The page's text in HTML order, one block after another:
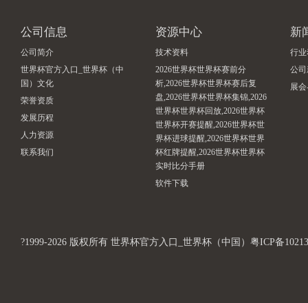
公司信息
公司简介
世界杯官方入口_世界杯（中
国）文化
荣誉资质
发展历程
人力资源
联系我们
资源中心
技术资料
2026世界杯世界杯赛前分
析,2026世界杯世界杯赛后复
盘,2026世界杯世界杯集锦,2026
世界杯世界杯回放,2026世界杯
世界杯开赛提醒,2026世界杯世
界杯进球提醒,2026世界杯世界
杯红牌提醒,2026世界杯世界杯
实时比分手册
软件下载
新
行
公
展
?1999-2026 版权所有 世界杯官方入口_世界杯（中国）粤ICP备